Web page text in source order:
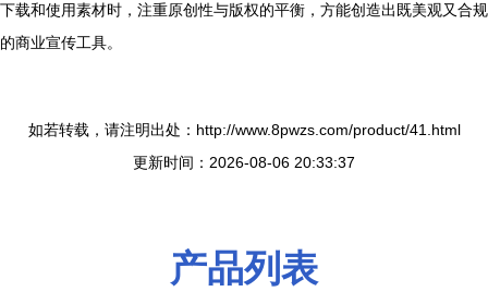
下载和使用素材时，注重原创性与版权的平衡，方能创造出既美观又合规
的商业宣传工具。
如若转载，请注明出处：http://www.8pwzs.com/product/41.html
更新时间：2026-08-06 20:33:37
产品列表